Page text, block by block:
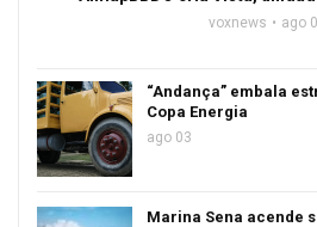
voxnews ago
“Andança” embala
Copa Energia
ago 03
Marina Sena acende